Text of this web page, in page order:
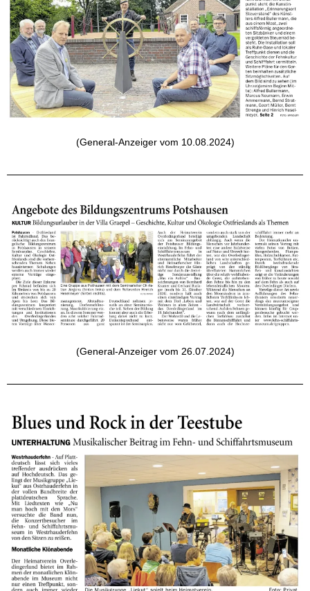
(General-Anzeiger vom 10.08.2024)
(General-Anzeiger vom 26.07.2024)